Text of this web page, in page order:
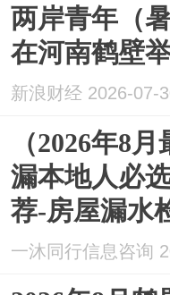
两岸青年（
在河南鹤壁
新浪财经 2026-07-
（2026年8
漏本地人必
荐-房屋漏水
卫生间厨房
一沐同行信息咨询